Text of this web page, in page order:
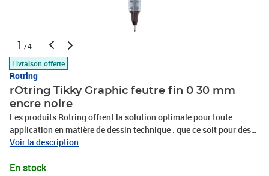
1 /4
Livraison offerte
Rotring
rOtring Tikky Graphic feutre fin 0 30 mm
encre noire
Les produits Rotring offrent la solution optimale pour toute
application en matière de dessin technique : que ce soit pour des
dessinateurs professionnels ou des utilisateurs privés.
de dessin Rotring des symboles de qualité et de précision. Code
Voir la description
En stock